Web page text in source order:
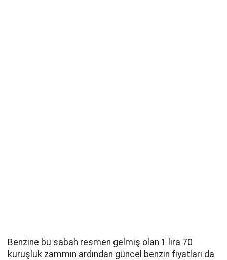
Benzine bu sabah resmen gelmiş olan 1 lira 70
kuruşluk zammın ardından güncel benzin fiyatları da